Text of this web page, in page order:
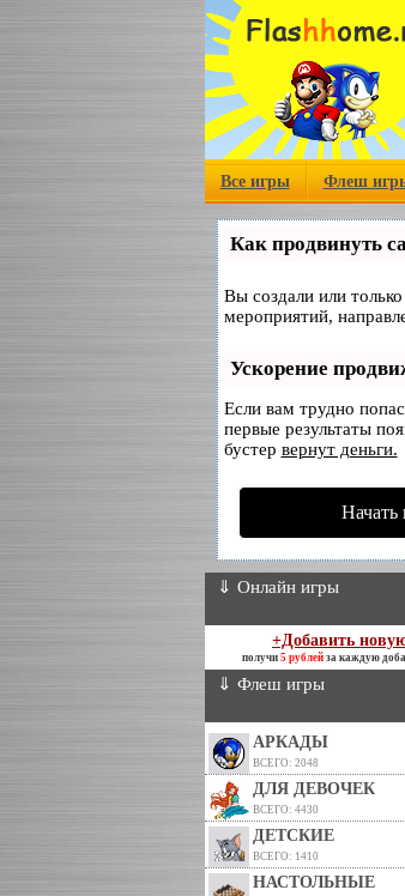
Все игры Флеш
Как продвинуть
Вы создали или
мероприятий,
Ускорение
Если вам трудно
первые результаты
бустер вернут деньги.
Начать
⇓ Онлайн игры
+Добавить
получи 5 рублей за каждую
⇓ Флеш игры
АРКАДЫ
ВСЕГО: 2048
ДЛЯ ДЕВОЧЕК
ВСЕГО: 4430
ДЕТСКИЕ
ВСЕГО: 1410
НАСТОЛЬНЫЕ